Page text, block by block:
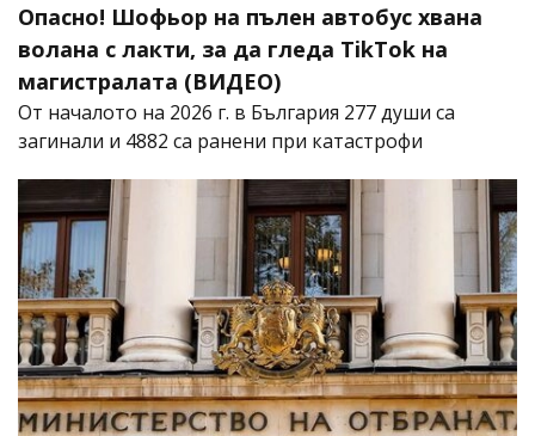
Опасно! Шофьор на пълен автобус хвана
волана с лакти, за да гледа TikTok на
магистралата (ВИДЕО)
От началото на 2026 г. в България 277 души са
загинали и 4882 са ранени при катастрофи